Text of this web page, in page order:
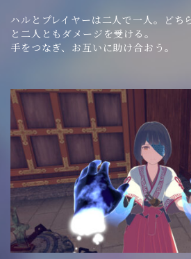
ハルとプレイヤーは二人で一人。どち
と二人ともダメージを受ける。
手をつなぎ、お互いに助け合おう。